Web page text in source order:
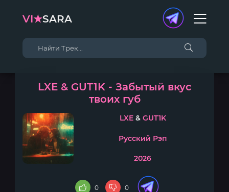
VI★SARA
LXE & GUT1K - Забытый вкус
твоих губ
LXE& GUT1K
Русский Рэп
2026
0 0